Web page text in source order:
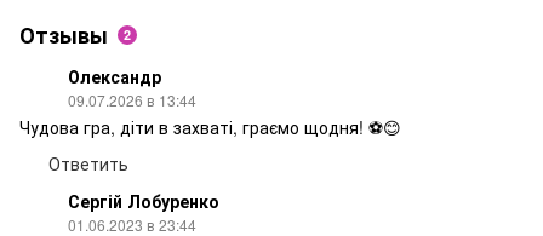
Отзывы 2
Олександр
09.07.2026 в 13:44
Чудова гра, діти в захваті, граємо щодня! ⚽️😊
Ответить
Сергій Лобуренко
01.06.2023 в 23:44